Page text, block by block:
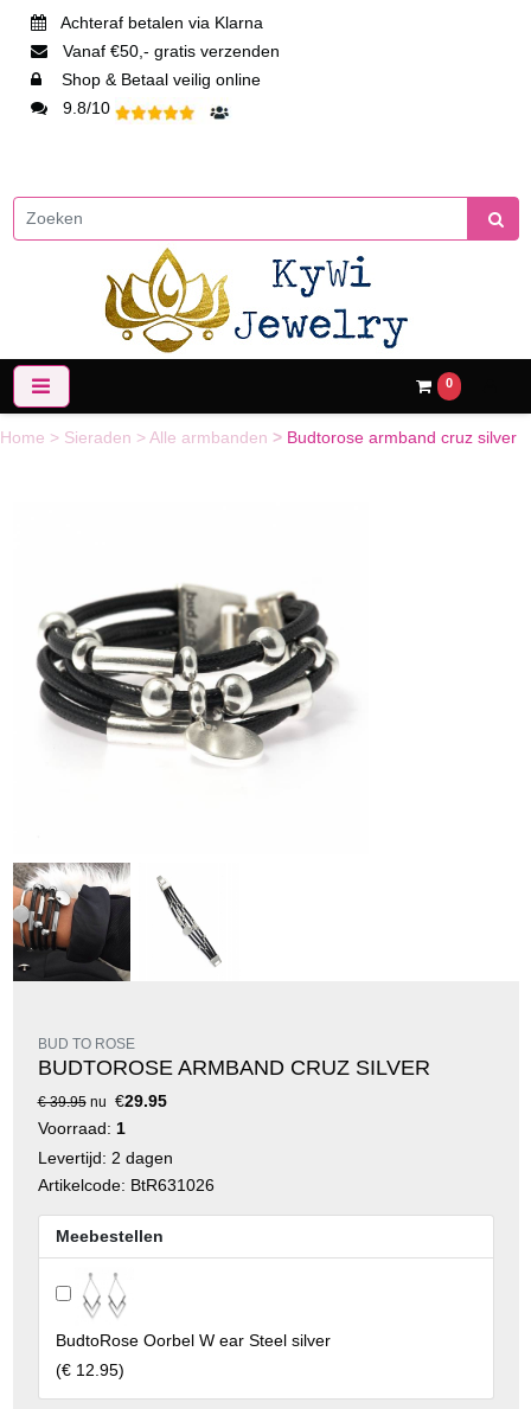
Achteraf betalen via Klarna
Vanaf €50,- gratis verzenden
Shop & Betaal veilig online
9.8/10
0
Home > Sieraden >Alle armbanden > Budtorose armband cruz silver
BUD TO ROSE
BUDTOROSE ARMBAND CRUZ SILVER
€ 39.95nu €29.95
Voorraad: 1
Levertijd: 2 dagen
Artikelcode: BtR631026
Meebestellen
BudtoRose Oorbel W ear Steel silver
(€ 12.95)